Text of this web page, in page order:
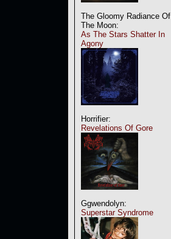
The Gloomy Radiance Of
The Moon:
As The Stars Shatter In
Agony
Horrifier:
Revelations Of Gore
Ggwendolyn:
Superstar Syndrome